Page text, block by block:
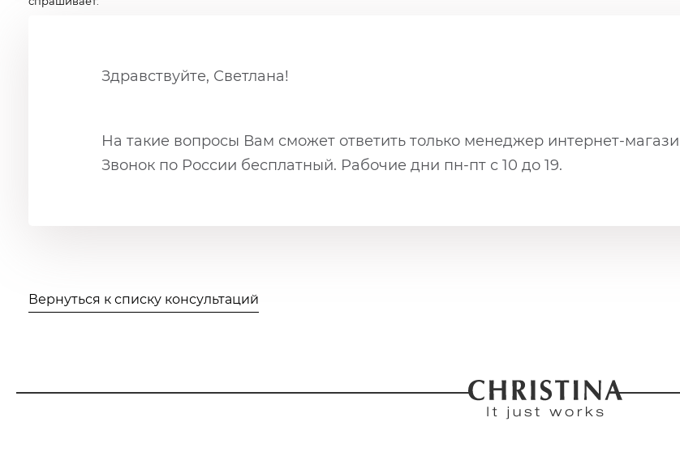
Здравствуйте, Светлана!
На такие вопросы Вам сможет ответить только менеджер интернет-
Звонок по России бесплатный. Рабочие дни пн-пт с 10 до 19.
Вернуться к списку консультаций